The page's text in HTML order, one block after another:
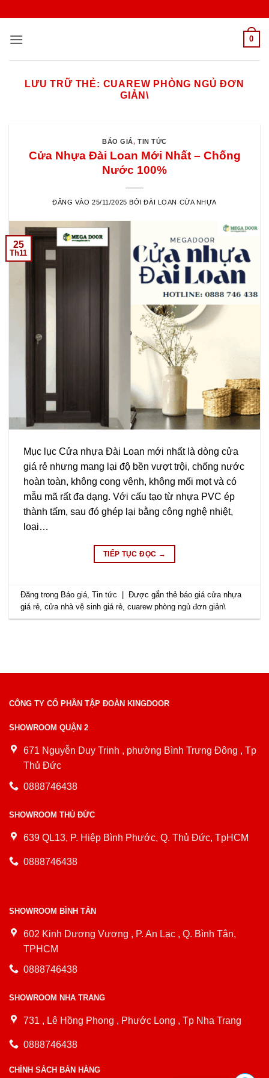
nội
0
LƯU TRỮ THẺ: CUAREW PHÒNG NGỦ ĐƠN
GIẢN\
BÁO GIÁ,TIN TỨC
Cửa Nhựa Đài Loan Mới Nhất – Chống
Nước 100%
ĐĂNG VÀO25/11/2025 BỞIĐÀI LOAN CỬA NHỰA
25
Th11
Mục lục Cửa nhựa Đài Loan mới nhất là dòng cửa
giá rẻ nhưng mang lại độ bền vượt trội, chống nước
hoàn toàn, không cong vênh, không mối mọt và có
mẫu mã rất đa dạng. Với cấu tạo từ nhựa PVC ép
thành tấm, sau đó ghép lại bằng công nghệ nhiệt,
loại…
TIẾP TỤC ĐỌC →
Đăng trong Báo giá,Tin tức Được gắn thẻ báo giá cửa nhựa
giá rẻ,cửa nhà vệ sinh giá rẻ,cuarew phòng ngủ đơn giản\
CÔNG TY CỔ PHẦN TẬP ĐOÀN KINGDOOR
SHOWROOM QUẬN 2
671 Nguyễn Duy Trinh , phường Bình Trưng Đông , Tp
Thủ Đức
0888746438
SHOWROOM THỦ ĐỨC
639 QL13, P. Hiệp Bình Phước, Q. Thủ Đức, TpHCM
0888746438
SHOWROOM BÌNH TÂN
602 Kinh Dương Vương , P. An Lạc , Q. Bình Tân,
TPHCM
0888746438
SHOWROOM NHA TRANG
731 , Lê Hồng Phong , Phước Long , Tp Nha Trang
0888746438
CHÍNH SÁCH BÁN HÀNG